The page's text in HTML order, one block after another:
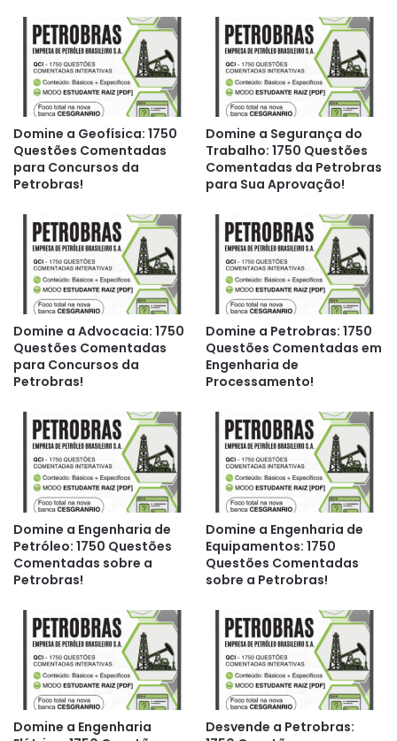
Domine a Geofísica: 1750
Questões Comentadas
para Concursos da
Petrobras!
Domine a Segurança do
Trabalho: 1750 Questões
Comentadas da Petrobras
para Sua Aprovação!
Domine a Advocacia: 1750
Questões Comentadas
para Concursos da
Petrobras!
Domine a Petrobras: 1750
Questões Comentadas em
Engenharia de
Processamento!
Domine a Engenharia de
Petróleo: 1750 Questões
Comentadas sobre a
Petrobras!
Domine a Engenharia de
Equipamentos: 1750
Questões Comentadas
sobre a Petrobras!
Domine a Engenharia
Desvende a Petrobras: